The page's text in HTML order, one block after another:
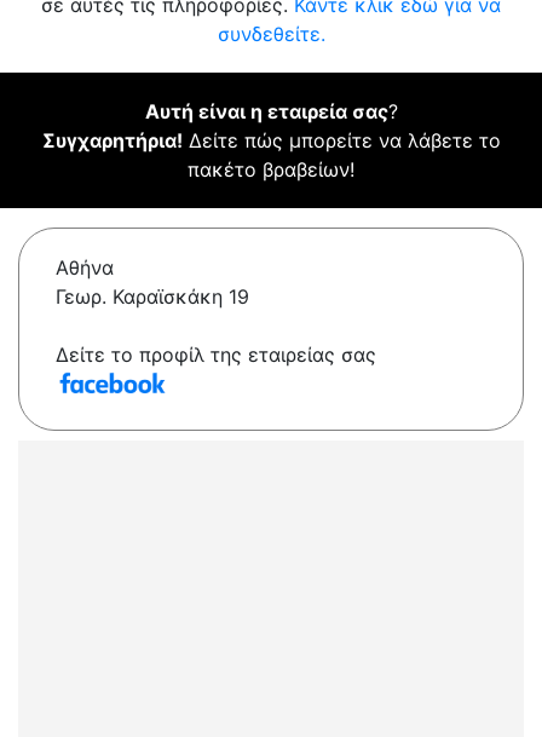
σε αυτές τις πληροφορίες. Κάντε κλικ εδώ για να
συνδεθείτε.
Αυτή είναι η εταιρεία σας?
Συγχαρητήρια! Δείτε πώς μπορείτε να λάβετε το
πακέτο βραβείων!
Αθήνα
Γεωρ. Καραϊσκάκη 19
Δείτε το προφίλ της εταιρείας σας